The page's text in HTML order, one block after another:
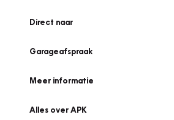
Direct naar
Garageafspraak
Meer informatie
Alles over APK